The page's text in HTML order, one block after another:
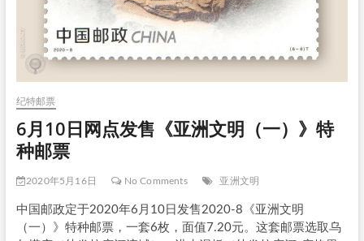
纪特邮票
6月10日网点发售《亚洲文明（一）》特
种邮票
2020年5月16日 No Comments 亚洲文明
中国邮政定于2020年6月10日发售2020-8《亚洲文明
（一）》特种邮票，一套6枚，面值7.20元。这套邮票选取乌